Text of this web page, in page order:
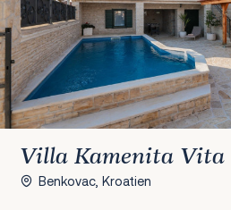
Villa Kamenita Vita
Benkovac, Kroatien